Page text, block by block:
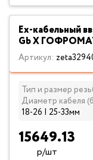
Ех-кабельный
Gb X
Артикул:
Тип и размер
Диаметр кабеля
18-26 | 25-33мм
15649.13
р/шт